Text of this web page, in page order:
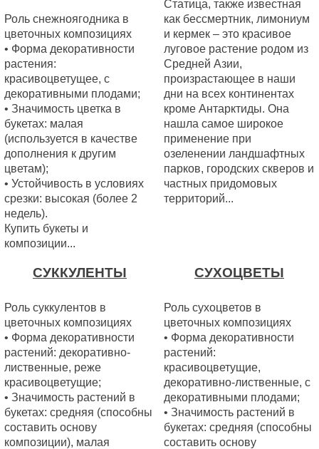
Роль снежноягодника в
цветочных композициях
• Форма декоративности
растения:
красивоцветущее, с
декоративными плодами;
• Значимость цветка в
букетах: малая
(используется в качестве
дополнения к другим
цветам);
• Устойчивость в условиях
срезки: высокая (более 2
недель).
Купить букеты и
композиции...
Статица, также известная
как бессмертник, лимониум
и кермек – это красивое
луговое растение родом из
Средней Азии,
произрастающее в наши
дни на всех континентах
кроме Антарктиды. Она
нашла самое широкое
применение при
озеленении ландшафтных
парков, городских скверов и
частных придомовых
территорий...
СУККУЛЕНТЫ
Роль суккулентов в
цветочных композициях
• Форма декоративности
растений: декоративно-
лиственные, реже
красивоцветущие;
• Значимость растений в
букетах: средняя (способны
составить основу
композиции), малая
СУХОЦВЕТЫ
Роль сухоцветов в
цветочных композициях
• Форма декоративности
растений:
красивоцветущие,
декоративно-лиственные, с
декоративными плодами;
• Значимость растений в
букетах: средняя (способны
составить основу